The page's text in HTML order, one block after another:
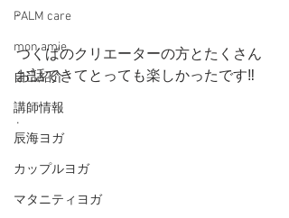
PALM care
mon amie
自己紹介
講師情報
辰海ヨガ
カップルヨガ
マタニティヨガ
.
つくばのクリエーターの方とたくさん
お話できてとっても楽しかったです‼️
.